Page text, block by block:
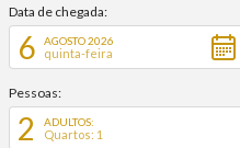
Data de chegada:
6 AGOSTO 2026
quinta-feira
Pessoas:
2 ADULTOS:
Quartos: 1